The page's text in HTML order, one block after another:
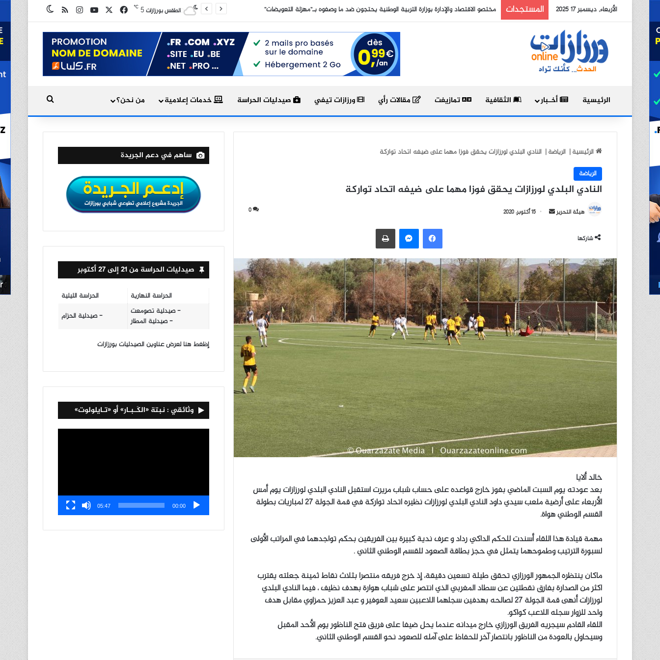
الأربعاء, ديسمبر 17 2025 المستجدات أطباء متخصصون ينفذون عمليات معقدة لإنقاذ أطفال من تشوهات العظام بمستشفى سيدي حساين الطقس بورزازات 5
℃ فيسبوك يوتيوب انستقرامملخص الموقع RSS
الوضع المظلم
الرئيسية أخـبار الثقافية تمازيغت مقالات رأي ورزازات تيفي صيدليات الحراسة خدمات إعلامية من نحن؟ بحث عن
الرئيسية| الرياضة| النادي البلدي لورزازات يحقق فوزا مهما على ضيفه اتحاد تواركة
الرياضة
النادي البلدي لورزازات يحقق فوزا مهما على ضيفه اتحاد تواركة
هيئة التحرير
ب
ر
ي
د
ا
إ
ل
ك
ي
ا
15 أكتوبر، 2020 0
شاركها
فيسبوك
خالد ألايا
بعد عودته يوم السبت الماضي بفوز خارج قواعده على حساب شباب مريرت استقبل النادي البلدي لورزازات يوم أمس
الأربعاء على أرضية ملعب سيدي داود النادي البلدي لورزازات نظيره اتحاد تواركة في قمة الجولة 27 لمباريات بطولة
القسم الوطني هواة.
مهمة قيادة هذا اللقاء أسندت للحكم الداكي رداد و عرف ندية كبيرة بين الفريقين بحكم تواجدهما في المراتب الأولى
لسبورة الترتيب وطموحهما يتمثل في حجز بطاقة الصعود للقسم الوطني الثاني .
ماكان ينتظره الجمهور الورزازي تحقق طيلة تسعين دقيقة، إذ خرج فريقه منتصرا بثلاث نقاط ثمينة جعلته يقترب
اكثر من الصدارة بفارق نقطتين عن سطاد المغربي الذي انتصر على شباب هوارة بهدف نظيف ، فيما النادي البلدي
لورزازات أنهى قمة الجولة 27 لصالحه بهدفين سجلهما اللاعبين سعيد العوفير و عبد العزيز حمزاوي مقابل هدف
واحد للزوار سجله اللاعب كواكو.
اللقاء القادم سيجريه الفريق الورزازي خارج ميدانه عندما يحل ضيفا على فريق فتح الناظور يوم الأحد المقبل
وسيحاول بالعودة من الناظور بانتصار آخر للحفاظ على آمله للصعود نحو القسم الوطني الثاني.
ساهم في دعم الجريدة
صيدليات الحراسة من 21 إلى 27 أكتوبر
الحراسة النهارية
الحراسة الليلية
- صيدلية تصومعت
- صيدلية المطار
- صيدلية الحزام
إظغط هنا لعرض عناوين الصيدليات بورزازات
وثائقي : نبتة «الكَـبـار» أو «تـايلولوت»
00:00
05:47